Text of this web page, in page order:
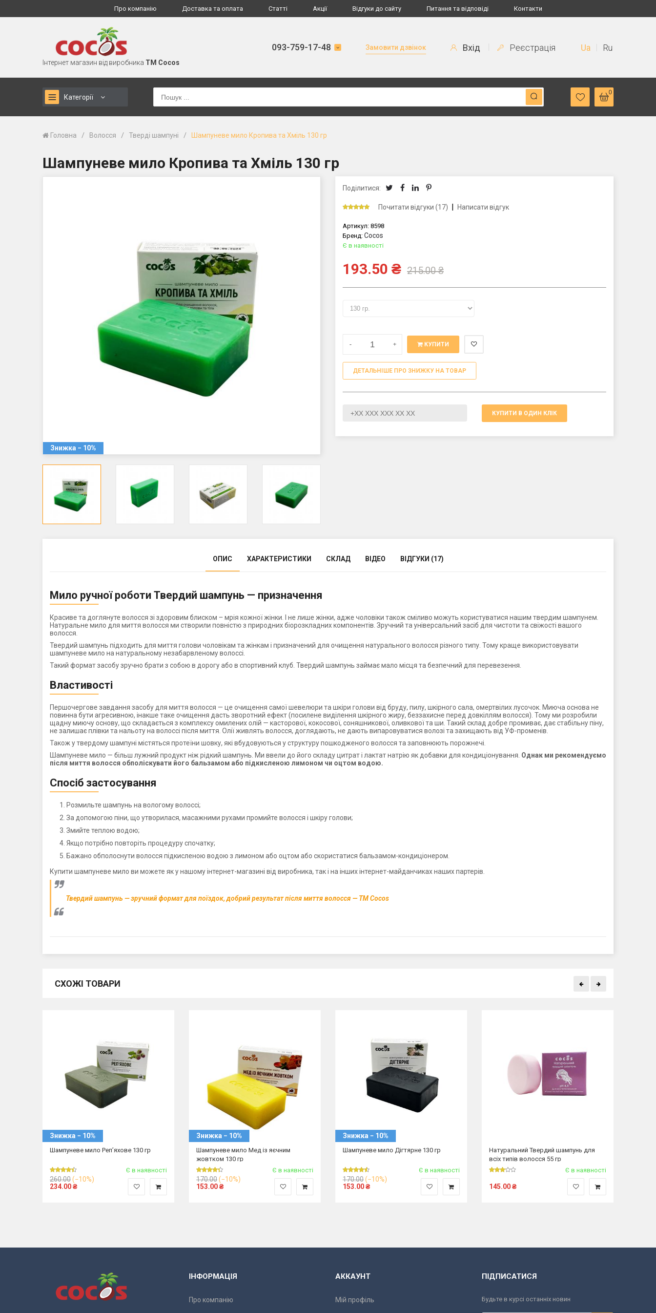
Про компанію Доставка та оплата Статті Акції Відгуки до сайту Питання та відповіді Контакти
Інтернет магазин від виробника TM Cocos
093-759-17-48 Замовити дзвінок Вхід Реєстрація Ua Ru
Категорії
0
Головна / Волосся / Тверді шампуні / Шампуневе мило Кропива та Хміль 130 гр
Шампуневе мило Кропива та Хміль 130 гр
Знижка − 10%
Поділитися:
Почитати відгуки (17) | Написати відгук
Артикул: 8598
Бренд: Cocos
Є в наявності
193.50 ₴ 215.00₴
- + КУПИТИ
ДЕТАЛЬНІШЕ ПРО ЗНИЖКУ НА ТОВАР
КУПИТИ В ОДИН КЛІК
ОПИС ХАРАКТЕРИСТИКИ СКЛАД ВІДЕО ВІДГУКИ (17)
Мило ручної роботи Твердий шампунь — призначення
Красиве та доглянуте волосся зі здоровим блиском – мрія кожної жінки. І не лише жінки, адже чоловіки також сміливо можуть користуватися нашим твердим шампунем.
Натуральне мило для миття волосся ми створили повністю з природних біорозкладних компонентів. Зручний та універсальний засіб для чистоти та свіжості вашого
волосся.
Твердий шампунь підходить для миття голови чоловікам та жінкам і призначений для очищення натурального волосся різного типу. Тому краще використовувати
шампуневе мило на натуральному незабарвленому волоссі.
Такий формат засобу зручно брати з собою в дорогу або в спортивний клуб. Твердий шампунь займає мало місця та безпечний для перевезення.
Властивості
Першочергове завдання засобу для миття волосся — це очищення самої шевелюри та шкіри голови від бруду, пилу, шкірного сала, омертвілих лусочок. Миюча основа не
повинна бути агресивною, інакше таке очищення дасть зворотний ефект (посилене виділення шкірного жиру, беззахисне перед довкіллям волосся). Тому ми розробили
щадну миючу основу, що складається з комплексу омилених олій — касторової, кокосової, соняшникової, оливкової та ши. Такий склад добре промиває, дає стабільну піну,
не залишає плівки та нальоту на волоссі після миття. Олії живлять волосся, доглядають, не дають випаровуватися волозі та захищають від УФ-променів.
Також у твердому шампуні містяться протеїни шовку, які вбудовуються у структуру пошкодженого волосся та заповнюють порожнечі.
Шампуневе мило — більш лужний продукт ніж рідкий шампунь. Ми ввели до його складу цитрат і лактат натрію як добавки для кондиціонування. Однак ми рекомендуємо
після миття волосся обполіскувати його бальзамом або підкисленою лимоном чи оцтом водою.
Спосіб застосування
Розмильте шампунь на вологому волоссі;
За допомогою піни, що утворилася, масажними рухами промийте волосся і шкіру голови;
Змийте теплою водою;
Якщо потрібно повторіть процедуру спочатку;
Бажано обполоснути волосся підкисленою водою з лимоном або оцтом або скористатися бальзамом-кондиціонером.
Купити шампуневе мило ви можете як у нашому інтернет-магазині від виробника, так і на інших інтернет-майданчиках наших партерів.
Твердий шампунь — зручний формат для поїздок, добрий результат після миття волосся — ТМ Cocos
СХОЖІ ТОВАРИ
Знижка − 10%
Шампуневе мило Реп’яхове 130 гр
Є в наявності
260.00(−10%)
234.00₴
Знижка − 10%
Шампуневе мило Мед із яєчним
жовтком 130 гр
Є в наявності
170.00(−10%)
153.00₴
Знижка − 10%
Шампуневе мило Дігтярне 130 гр
Є в наявності
170.00(−10%)
153.00₴
Натуральний Твердий шампунь для
всіх типів волосся 55 гр
Є в наявності
145.00₴
ІНФОРМАЦІЯ
Про компанію
АККАУНТ
Мій профіль
ПІДПИСАТИСЯ
Будьте в курсі останніх новин